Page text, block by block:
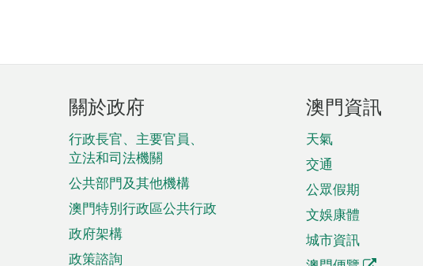
頁
腳
菜
單
關於政府
行政長官、主要官員、
立法和司法機關
公共部門及其他機構
澳門特別行政區公共行政
政府架構
政策諮詢
澳門資訊
天氣
交通
公眾假期
文娛康體
城市資訊